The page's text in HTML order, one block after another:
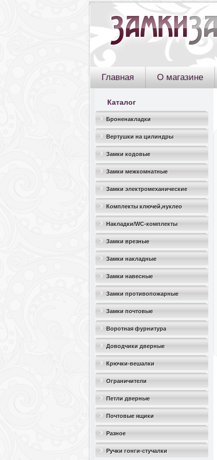
Главная О магазине
Каталог
Броненакладки
Вертушки на цилиндры
Замки кодовые
Замки межкомнатные
Замки электромеханические
Комплекты ключей,нуклео
Накладки/WC-комплекты
Замки врезные
Замки накладные
Замки навесные
Замки противопожарные
Замки почтовые
Воротная фурнитура
Доводчики дверные
Крючки-вешалки
Ограничители
дверные(стопоры)
Петли дверные
Почтовые ящики
Разное
Ручки гонги-стучалки